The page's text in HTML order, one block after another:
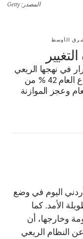
المصدر : Getty
الأوسط
في نهجها الريعي
بعد أن بلغت نسبة العاملين في القطاع العام 42 % من
وعجز الموازنة
اليوم في وضع
الأمد. كما
وخارجها، أن
عن النظام الريعي